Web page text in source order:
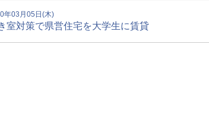
年03月05日(木)
室対策で県営住宅を大学生に賃貸